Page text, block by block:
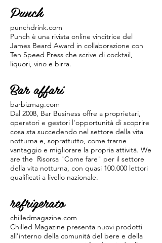
Punch
punchdrink.com
Punch è una rivista online vincitrice del
James Beard Award in collaborazione con
Ten Speed Press che scrive di cocktail,
liquori, vino e birra.
Bar affari
barbizmag.com
Dal 2008, Bar Business offre a proprietari,
operatori e gestori l'opportunità di scoprire
cosa sta succedendo nel settore della vita
notturna e, soprattutto, come trarne
vantaggio e migliorare la propria attività. We
are the Risorsa "Come fare" per il settore
della vita notturna, con quasi 100.000 lettori
qualificati a livello nazionale.
refrigerato
chilledmagazine.com
Chilled Magazine presenta nuovi prodotti
all'interno della comunità del bere e della